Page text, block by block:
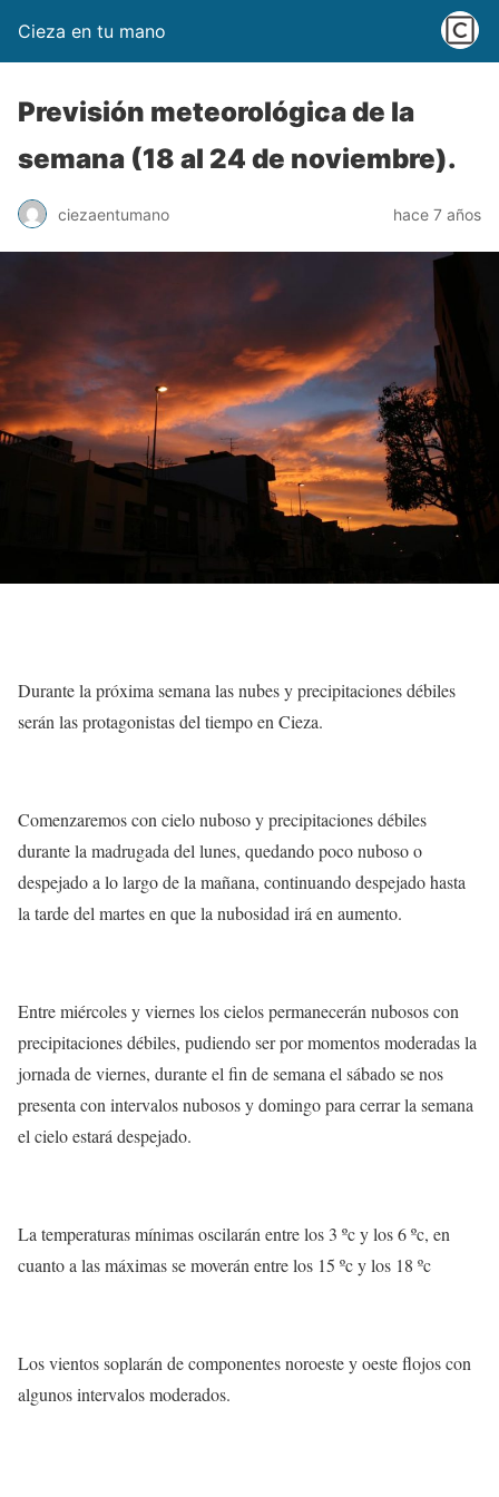
Cieza en tu mano
Previsión meteorológica de la
semana (18 al 24 de noviembre).
ciezaentumano hace 7 años
Durante la próxima semana las nubes y precipitaciones débiles
serán las protagonistas del tiempo en Cieza.
Comenzaremos con cielo nuboso y precipitaciones débiles
durante la madrugada del lunes, quedando poco nuboso o
despejado a lo largo de la mañana, continuando despejado hasta
la tarde del martes en que la nubosidad irá en aumento.
Entre miércoles y viernes los cielos permanecerán nubosos con
precipitaciones débiles, pudiendo ser por momentos moderadas la
jornada de viernes, durante el fin de semana el sábado se nos
presenta con intervalos nubosos y domingo para cerrar la semana
el cielo estará despejado.
La temperaturas mínimas oscilarán entre los 3 ºc y los 6 ºc, en
cuanto a las máximas se moverán entre los 15 ºc y los 18 ºc
Los vientos soplarán de componentes noroeste y oeste flojos con
algunos intervalos moderados.